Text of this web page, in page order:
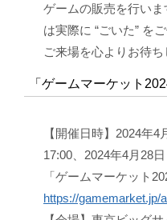
ゲームの販売を行い
は実際に “ごいた” を
ご来場を心よりお待ち
「ゲームマーケット
【開催日時】2024年4
17:00、2024年4月28
「ゲームマーケット
https://gamemarket.jp/